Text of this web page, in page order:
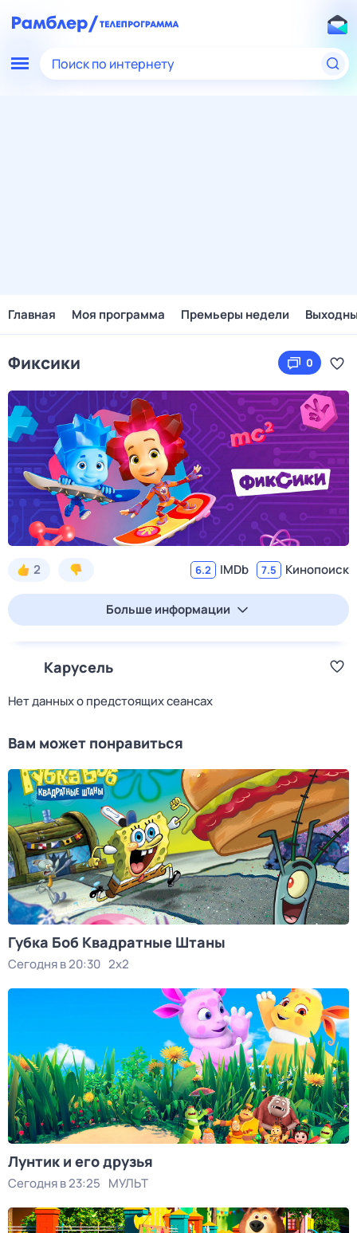
Поиск по интернету
Главная Моя программа Премьеры недели
Фиксики 0
2 6.2 IMDb 7.5 Кинопоиск
Больше информации
Карусель
Нет данных о предстоящих сеансах
Вам может понравиться
Губка Боб Квадратные Штаны
Сегодня в 20:30 2x2
Лунтик и его друзья
Сегодня в 23:25 МУЛЬТ